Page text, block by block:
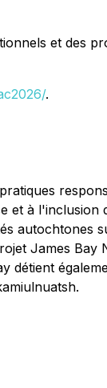
et des
.
à l'inclusion
autochtones
James Bay
détient